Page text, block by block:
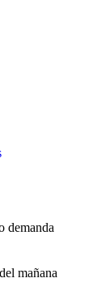
demanda
mañana